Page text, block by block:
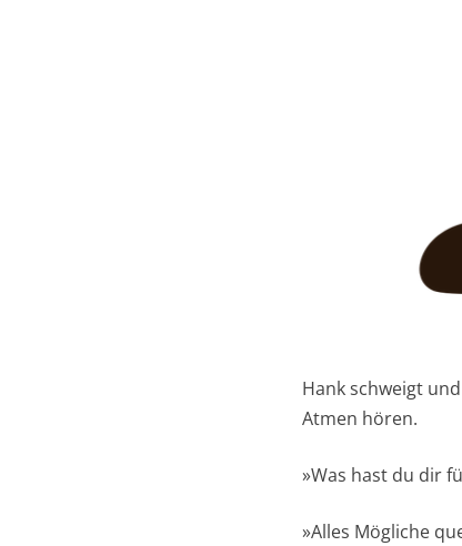
Hank schweigt
Atmen hören.
»Was hast du dir
»Alles Mögliche